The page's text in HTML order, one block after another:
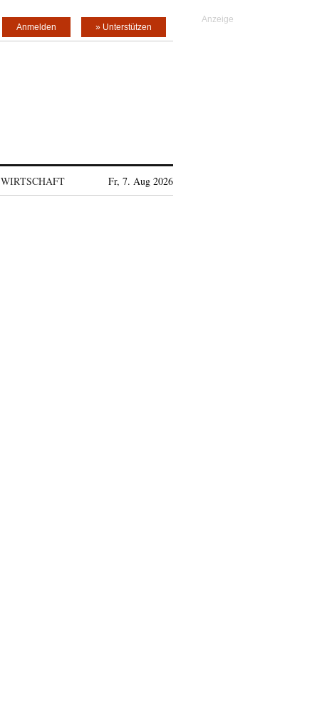
» Unterstützen
Anmelden
WIRTSCHAFT Fr, 7. Aug 2026